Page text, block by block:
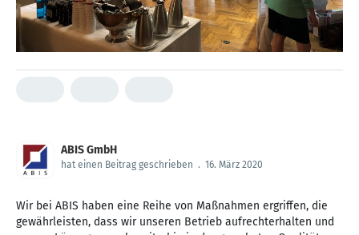
ABIS GmbH
hat einen Beitrag geschrieben . 16. März 2020
Wir bei ABIS haben eine Reihe von Maßnahmen ergriffen, die
gewährleisten, dass wir unseren Betrieb aufrechterhalten und